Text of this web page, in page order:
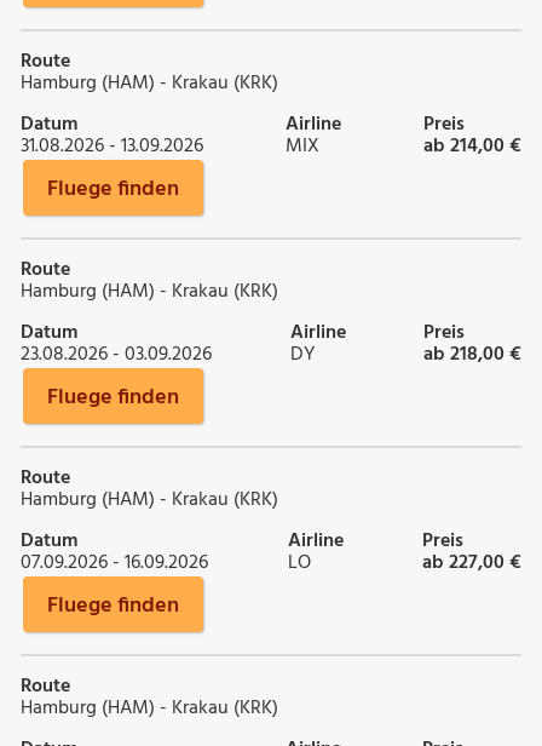
Route
Hamburg (HAM) - Krakau (KRK)
Datum
31.08.2026 - 13.09.2026
Airline
MIX
Preis
ab 214,00 €
Fluege finden
Route
Hamburg (HAM) - Krakau (KRK)
Datum
23.08.2026 - 03.09.2026
Airline
DY
Preis
ab 218,00 €
Fluege finden
Route
Hamburg (HAM) - Krakau (KRK)
Datum
07.09.2026 - 16.09.2026
Airline
LO
Preis
ab 227,00 €
Fluege finden
Route
Hamburg (HAM) - Krakau (KRK)